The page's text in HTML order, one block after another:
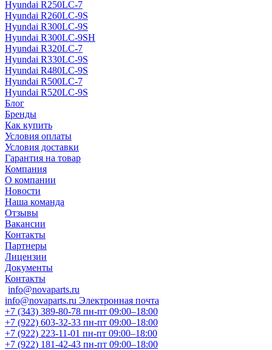
Hyundai R250LC-7
Hyundai R260LC-9S
Hyundai R300LC-9S
Hyundai R300LC-9SH
Hyundai R320LC-7
Hyundai R330LC-9S
Hyundai R480LC-9S
Hyundai R500LC-7
Hyundai R520LC-9S
Блог
Бренды
Как купить
Условия оплаты
Условия доставки
Гарантия на товар
Компания
О компании
Новости
Наша команда
Отзывы
Вакансии
Контакты
Партнеры
Лицензии
Документы
Контакты
info@novaparts.ru
info@novaparts.ru Электронная почта
+7 (343) 389-80-78 пн-пт 09:00–18:00
+7 (922) 603-32-33 пн-пт 09:00–18:00
+7 (922) 223-11-01 пн-пт 09:00–18:00
+7 (922) 181-42-43 пн-пт 09:00–18:00